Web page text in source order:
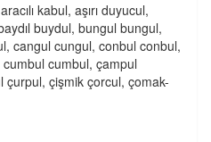
kabul, aşırı duyucul,
buydul, bungul bungul,
cangul cungul, conbul conbul,
cumbul, çampul
çurpul, çişmik çorcul, çomak-